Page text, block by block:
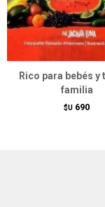
Rico para bebés y
familia
$U 690